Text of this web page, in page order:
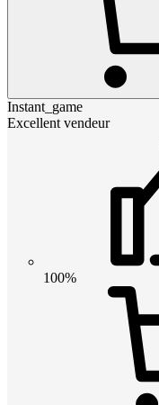
Instant_game
Excellent vendeur
100%